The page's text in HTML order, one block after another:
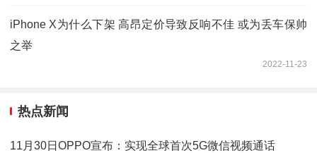
iPhone X为什么下架 高昂定价导致反响不佳 或为丢车保帅
之举
2022-11-23
热点新闻
11月30日OPPO宣布：实现全球首次5G微信视频通话